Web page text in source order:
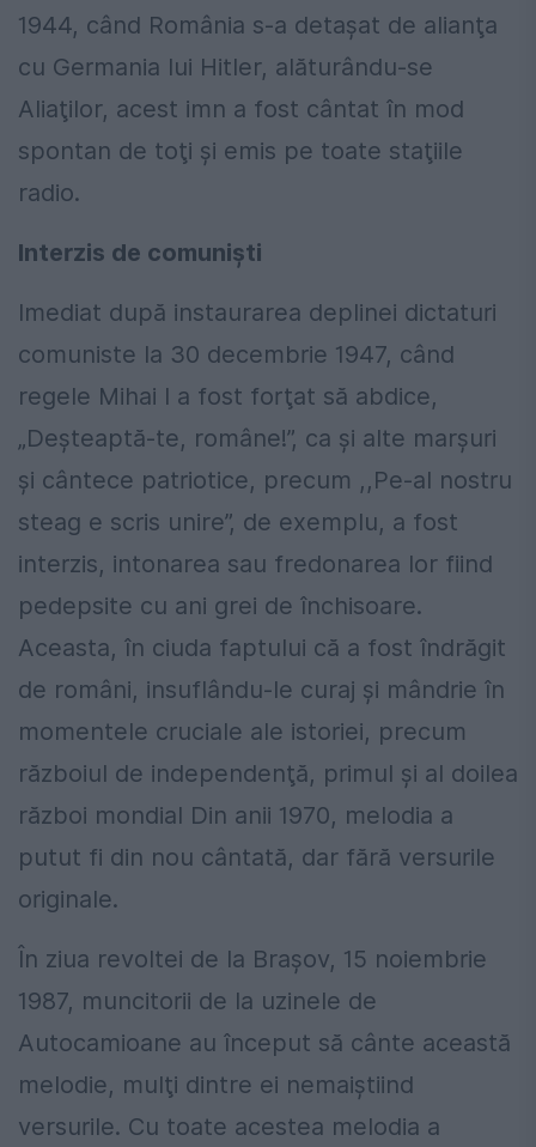
1944, când România s-a detaşat de alianţa
cu Germania lui Hitler, alăturându-se
Aliaţilor, acest imn a fost cântat în mod
spontan de toţi şi emis pe toate staţiile
radio.
Interzis de comunişti
Imediat după instaurarea deplinei dictaturi
comuniste la 30 decembrie 1947, când
regele Mihai I a fost forţat să abdice,
„Deşteaptă-te, române!”, ca şi alte marşuri
şi cântece patriotice, precum ,,Pe-al nostru
steag e scris unire”, de exemplu, a fost
interzis, intonarea sau fredonarea lor fiind
pedepsite cu ani grei de închisoare.
Aceasta, în ciuda faptului că a fost îndrăgit
de români, insuflându-le curaj şi mândrie în
momentele cruciale ale istoriei, precum
războiul de independenţă, primul şi al doilea
război mondial Din anii 1970, melodia a
putut fi din nou cântată, dar fără versurile
originale.
În ziua revoltei de la Braşov, 15 noiembrie
1987, muncitorii de la uzinele de
Autocamioane au început să cânte această
melodie, mulţi dintre ei nemaiştiind
versurile. Cu toate acestea melodia a